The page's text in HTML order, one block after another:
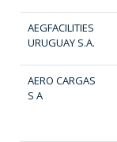
AEGFACILITIES
URUGUAY S.A.
AERO CARGAS
S A